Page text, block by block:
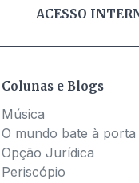
ACESSO
Colunas e Blogs
Música
O mundo bate à porta
Opção Jurídica
Periscópio